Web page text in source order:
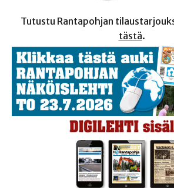
Tutustu Rantapohjan
tästä.